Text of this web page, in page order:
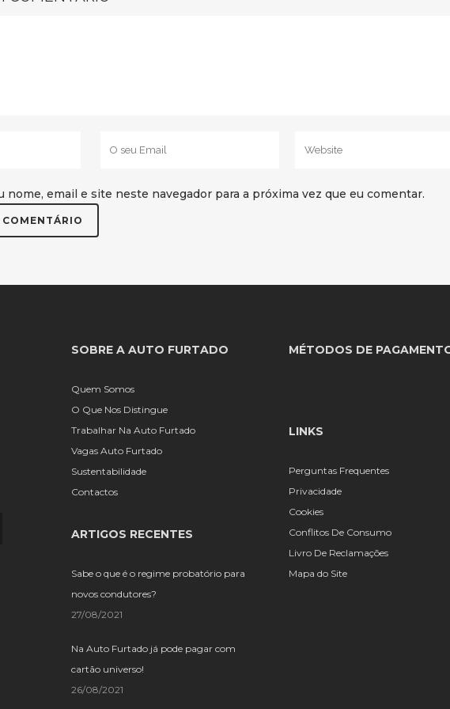
nome, email e site neste navegador para a próxima vez que eu comentar.
SOBRE A AUTO FURTADO
Quem Somos
O Que Nos Distingue
Trabalhar Na Auto Furtado
Vagas Auto Furtado
Sustentabilidade
Contactos
ARTIGOS RECENTES
Sabe o que é o regime probatório para
novos condutores?
27/08/2021
Na Auto Furtado já pode pagar com
cartão universo!
26/08/2021
MÉTODOS DE
LINKS
Perguntas Frequentes
Privacidade
Cookies
Conflitos De Consumo
Livro De Reclamações
Mapa do Site